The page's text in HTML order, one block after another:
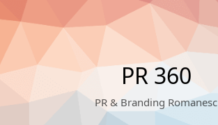
PR 360
PR & Branding Romanesc